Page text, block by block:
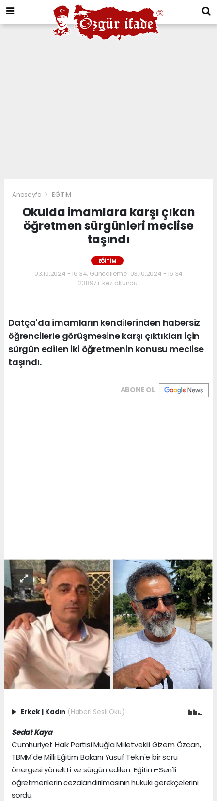
Anasayfa EĞİTİM
Okulda imamlara karşı çıkan
öğretmen sürgünleri meclise
taşındı
EĞİTİM
03.10.2024 - 16:34, Güncelleme: 03.10.2024 - 16:34
23897+ kez okundu.
Datça'da imamların kendilerinden habersiz
öğrencilerle görüşmesine karşı çıktıkları için
sürgün edilen iki öğretmenin konusu meclise
taşındı.
ABONE OL
Erkek Kadın (Haberi Sesli Oku)
Sedat Kaya
Cumhuriyet Halk Partisi Muğla Milletvekili Gizem Özcan,
TBMM'de Milli Eğitim Bakanı Yusuf Tekin'e bir soru
önergesi yöneltti ve sürgün edilen Eğitim-Sen'li
öğretmenlerin cezalandırılmasının hukuki gerekçelerini
sordu.